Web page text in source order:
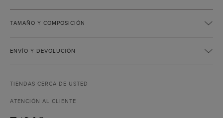
TAMAÑO Y COMPOSICIÓN
ENVÍO Y DEVOLUCIÓN
TIENDAS CERCA DE USTED
ATENCIÓN AL CLIENTE